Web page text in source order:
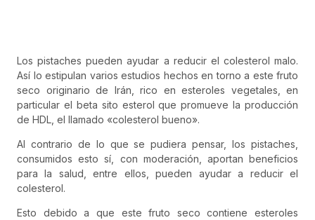
Los pistaches pueden ayudar a reducir el colesterol malo.
Así lo estipulan varios estudios hechos en torno a este fruto
seco originario de Irán, rico en esteroles vegetales, en
particular el beta sito esterol que promueve la producción
de HDL, el llamado «colesterol bueno».
Al contrario de lo que se pudiera pensar, los pistaches,
consumidos esto sí, con moderación, aportan beneficios
para la salud, entre ellos, pueden ayudar a reducir el
colesterol.
Esto debido a que este fruto seco contiene esteroles